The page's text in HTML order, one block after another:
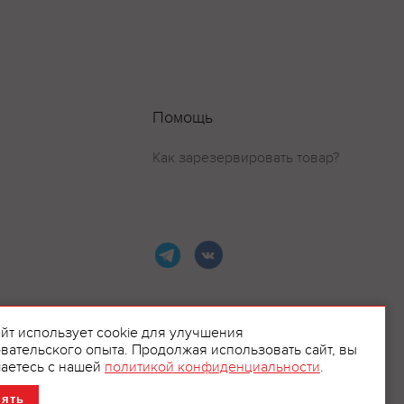
Помощь
Как зарезервировать товар?
использует cookie для улучшения
опыта. Продолжая использовать сайт, вы
с нашей политикой конфиденциальности.